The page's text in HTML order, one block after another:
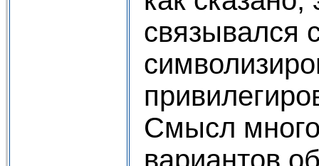
связывался
Смысл
вариантов